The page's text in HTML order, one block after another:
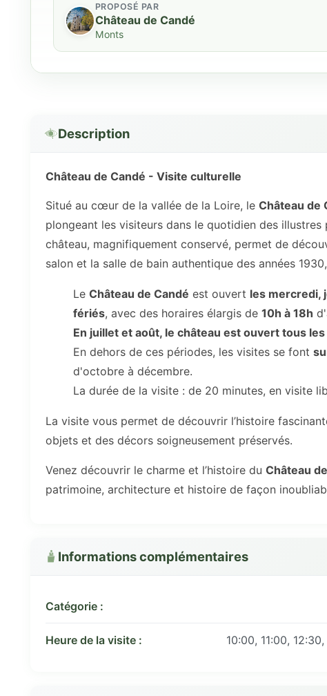
PROPOSÉ PAR
Château de Candé
Monts
Description
Château de Candé - Visite culturelle
Situé au cœur de la vallée de la Loire, le Château de
plongeant les visiteurs dans le quotidien des
château, magnifiquement conservé, permet de
salon et la salle de bain authentique des années
Le Château de Candé est ouvert les mercredi,
fériés, avec des horaires élargis de 10h à 18h
En juillet et août, le château est ouvert tous
En dehors de ces périodes, les visites se font
d'octobre à décembre.
La durée de la visite : de 20 minutes, en visite
La visite vous permet de découvrir l’histoire
objets et des décors soigneusement préservés.
Venez découvrir le charme et l’histoire du Château
patrimoine, architecture et histoire de façon
Informations complémentaires
Catégorie :
Heure de la visite : 10:00, 11:00,